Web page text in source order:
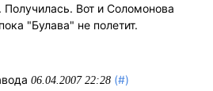
Получилась. Вот и Соломонова
"Булава" не полетит.
06.04.2007 22:28 (#)